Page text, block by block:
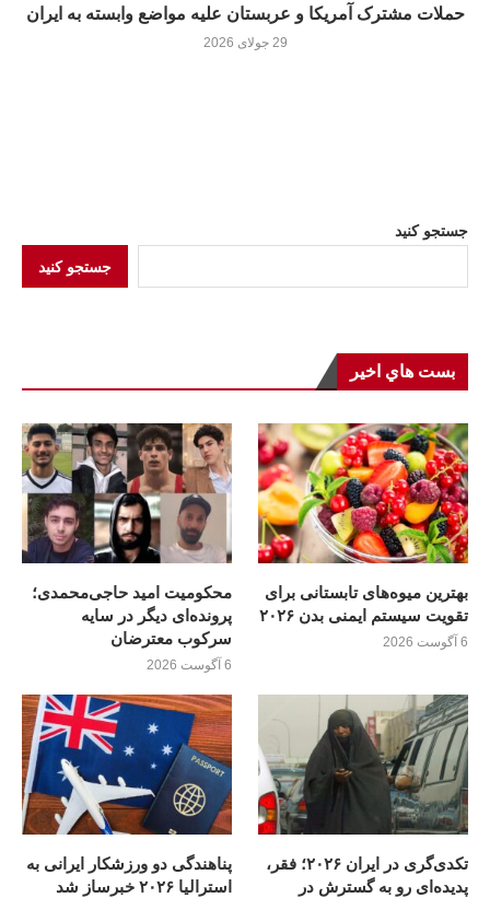
حملات مشترک آمریکا و عربستان علیه مواضع وابسته به ایران
29 جولای 2026
جستجو کنید
جستجو کنید
بست هاي اخير
بهترین میوه‌های تابستانی برای
تقویت سیستم ایمنی بدن ۲۰۲۶
6 آگوست 2026
محکومیت امید حاجی‌محمدی؛
پرونده‌ای دیگر در سایه
سرکوب معترضان
6 آگوست 2026
تکدی‌گری در ایران ۲۰۲۶؛ فقر،
پدیده‌ای رو به گسترش در
پناهندگی دو ورزشکار ایرانی به
استرالیا ۲۰۲۶ خبرساز شد